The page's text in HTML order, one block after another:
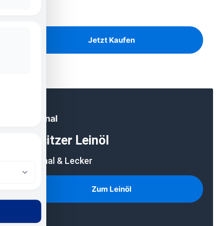
Jetzt Kaufen
Regional
Lausitzer Leinöl
Regional & Lecker
Zum Leinöl